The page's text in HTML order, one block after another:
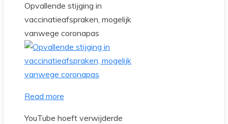
Opvallende stijging in
vaccinatieafspraken, mogelijk
vanwege coronapas
Read more
YouTube hoeft verwijderde